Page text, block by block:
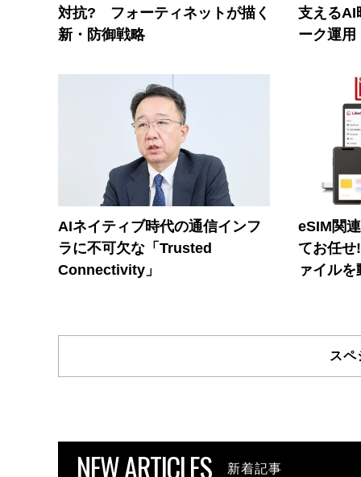
対抗? フォーティネットが描く
新・防御戦略
支えるAI
ーク運用
AIネイティブ時代の通信インフ
ラに不可欠な「Trusted
Connectivity」
eSIM関
てお任
ァイル
スペ
NEW ARTICLES 新着記事